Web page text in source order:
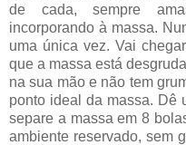
de cada, sempre
incorporando à massa.
uma única vez. Vai
que a massa está
na sua mão e não tem
ponto ideal da massa. Dê
separe a massa em 8
ambiente reservado, sem